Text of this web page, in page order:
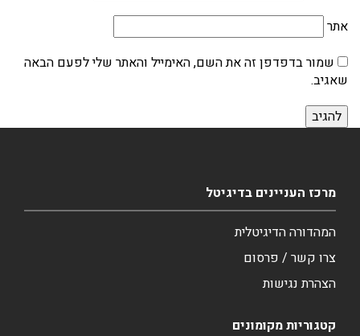
אתר
שמור בדפדפן זה את השם, האימייל והאתר שלי לפעם הבאה
שאגיב.
מרכז העניינים בדיגיטל
המהדורה הדיגיטלית
צרו קשר / פרסום
הצהרת נגישות
קטגוריות מקומונים